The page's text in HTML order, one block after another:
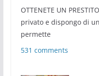
OTTENETE UN
privato e dispongo di
permette
531 comments